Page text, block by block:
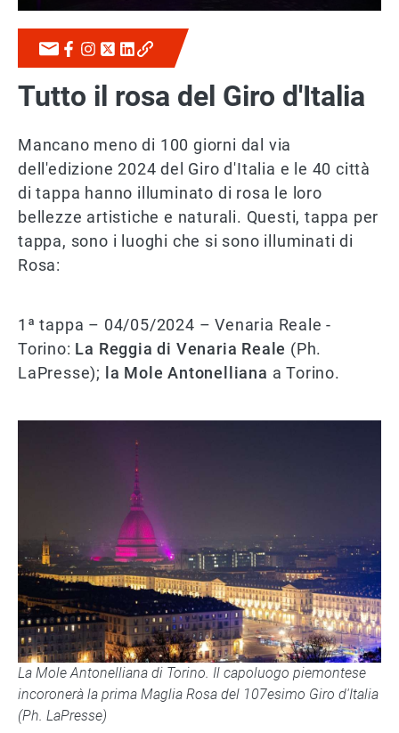
Tutto il rosa del Giro d'Italia
Mancano meno di 100 giorni dal via
dell'edizione 2024 del Giro d'Italia e le 40 città
di tappa hanno illuminato di rosa le loro
bellezze artistiche e naturali. Questi, tappa per
tappa, sono i luoghi che si sono illuminati di
Rosa:
1ª tappa – 04/05/2024 – Venaria Reale -
Torino: La Reggia di Venaria Reale (Ph.
LaPresse);
la Mole Antonelliana a Torino.
La Mole Antonelliana di Torino. Il capoluogo piemontese
incoronerà la prima Maglia Rosa del 107esimo Giro d'Italia
(Ph. LaPresse)